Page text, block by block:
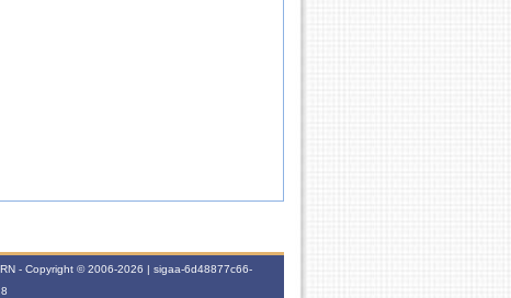
- Copyright © 2006-2026 | sigaa-6d48877c66-